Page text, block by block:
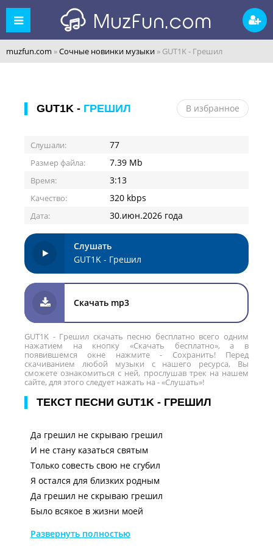
muzfun.com »Сочные новинки музыки » GUT1K - Грешил
GUT1K - ГРЕШИЛ В избранное
Слушали: 77
Размер файла: 7.39 Mb
Время: 3:13
Качество: 320 kbps
Дата: 30.июн.2026 года
Слушать
GUT1K - Грешил
Скачать mp3
GUT1K - Грешил скачать песню бесплатно всего одним
нажатием на кнопку «Скачать бесплатно», а в
появившемся окне нажмите - Сохранить! Перед
скачиванием любой музыки с нашего ресурса, Вы
сможете ознакомиться с ней, прослушав трек на нашем
сайте, для этого следует нажать на - «Слушать»!
ТЕКСТ ПЕСНИ GUT1K - ГРЕШИЛ
Да грешил не скрываю грешил
И не стану казаться святым
Только совесть свою не сгубил
Я остался для близких родным
Да грешил не скрываю грешил
Было всякое в жизни моей
Не отрёкся от веры своей
Развернуть полностью